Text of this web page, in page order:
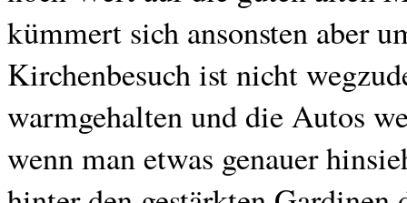
kümmert sich ansonsten aber
Kirchenbesuch ist nicht
warmgehalten und die Autos
wenn man etwas genauer